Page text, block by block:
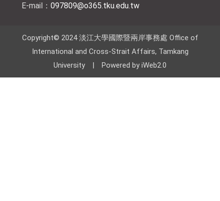
E-mail： 097809@o365.tku.edu.tw
Copyright© 2024 淡江大學國際暨兩岸事務處 Office of
International and Cross-Strait Affairs, Tamkang
University | Powered by iWeb2.0